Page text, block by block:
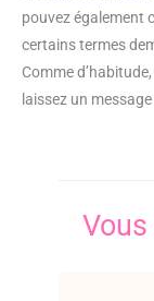
pouvez également
certains termes
Comme
laissez un